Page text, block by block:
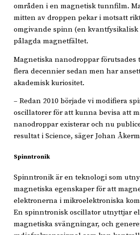
områden i en magnetisk tunnfilm.
mitten av droppen pekar i motsatt
omgivande spinn (en kvantfysikalisk
pålagda magnetfältet.
Magnetiska nanodroppar förutsades
flera decennier sedan men har
akademisk kuriositet.
– Redan 2010 började vi modifiera
oscillatorer för att kunna bevisa att
nanodroppar existerar och nu
resultat i Science, säger Johan
Spinntronik
Spinntronik är en teknologi som
magnetiska egenskaper för att
elektronerna i mikroelektroniska
En spinntronisk oscillator utnyttjar
magnetiska svängningar, och